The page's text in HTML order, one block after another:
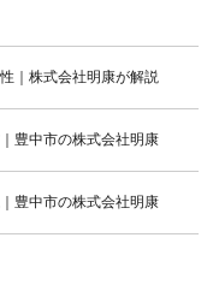
｜株式会社明康が解説
豊中市の株式会社明康
豊中市の株式会社明康